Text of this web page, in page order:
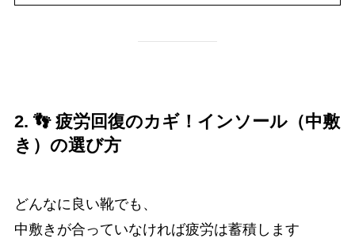
2. 👣 疲労回復のカギ！インソール（中敷
き）の選び方
どんなに良い靴でも、
中敷きが合っていなければ疲労は蓄積します